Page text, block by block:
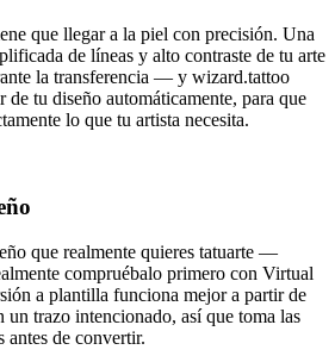
que llegar a la piel con precisión. Una
de líneas y alto contraste de tu arte
la transferencia — y wizard.tattoo
de tu diseño automáticamente, para que
lo que tu artista necesita.
que realmente quieres tatuarte —
compruébalo primero con Virtual
a plantilla funciona mejor a partir de
un trazo intencionado, así que toma las
antes de convertir.